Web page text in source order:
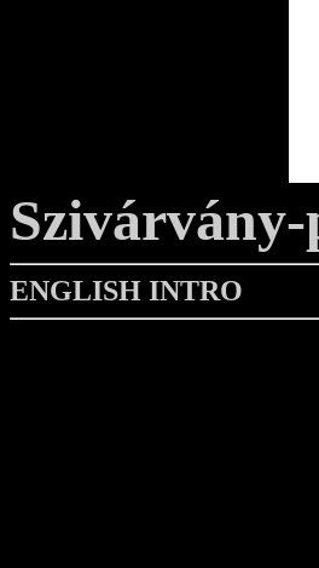
ENGLISH INTRO